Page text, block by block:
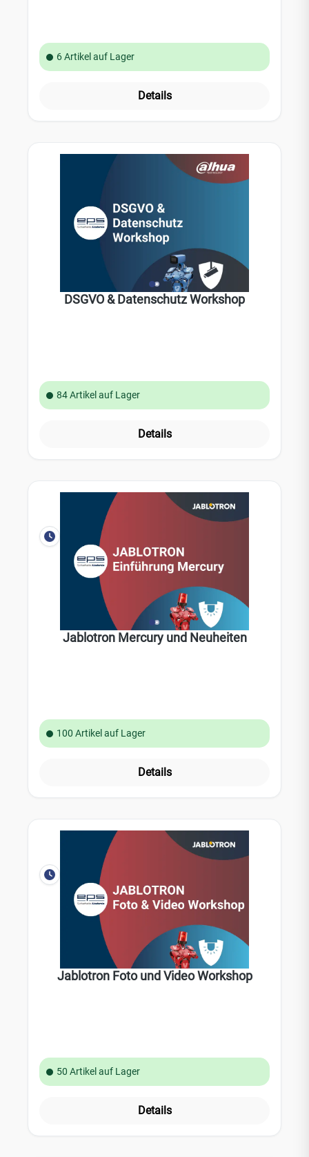
6 Artikel auf Lager
Details
DSGVO & Datenschutz Workshop
84 Artikel auf Lager
Details
Jablotron Mercury und Neuheiten
100 Artikel auf Lager
Details
Jablotron Foto und Video Workshop
50 Artikel auf Lager
Details